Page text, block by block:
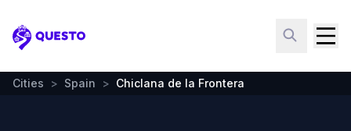
Questo
Cities > Spain > Chiclana de la Frontera